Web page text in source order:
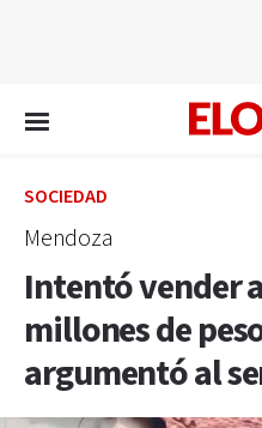
SOCIEDAD
Mendoza
Intentó vender
millones de
argumentó al